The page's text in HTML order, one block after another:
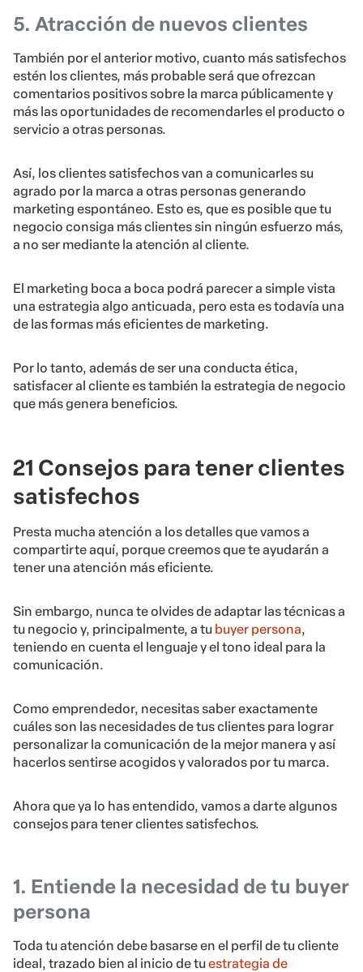
5. Atracción de nuevos clientes
También por el anterior motivo, cuanto más satisfechos
estén los clientes, más probable será que ofrezcan
comentarios positivos sobre la marca públicamente y
más las oportunidades de recomendarles el producto o
servicio a otras personas.
Así, los clientes satisfechos van a comunicarles su
agrado por la marca a otras personas generando
marketing espontáneo. Esto es, que es posible que tu
negocio consiga más clientes sin ningún esfuerzo más,
a no ser mediante la atención al cliente.
El marketing boca a boca podrá parecer a simple vista
una estrategia algo anticuada, pero esta es todavía una
de las formas más eficientes de marketing.
Por lo tanto, además de ser una conducta ética,
satisfacer al cliente es también la estrategia de negocio
que más genera beneficios.
21 Consejos para tener clientes
satisfechos
Presta mucha atención a los detalles que vamos a
compartirte aquí, porque creemos que te ayudarán a
tener una atención más eficiente.
Sin embargo, nunca te olvides de adaptar las técnicas a
tu negocio y, principalmente, a tu buyer persona,
teniendo en cuenta el lenguaje y el tono ideal para la
comunicación.
Como emprendedor, necesitas saber exactamente
cuáles son las necesidades de tus clientes para lograr
personalizar la comunicación de la mejor manera y así
hacerlos sentirse acogidos y valorados por tu marca.
Ahora que ya lo has entendido, vamos a darte algunos
consejos para tener clientes satisfechos.
1. Entiende la necesidad de tu buyer
persona
Toda tu atención debe basarse en el perfil de tu cliente
ideal, trazado bien al inicio de tuestrategia de